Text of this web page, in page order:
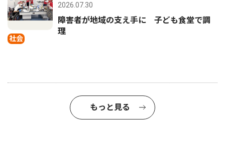
社会
2026.07.30
障害者が地域の支え手に 子ども食堂で調
理
もっと見る